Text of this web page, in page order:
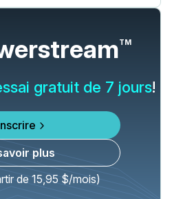
TM
gratuit de 7 jours!
plus
de 15,95 $/mois)